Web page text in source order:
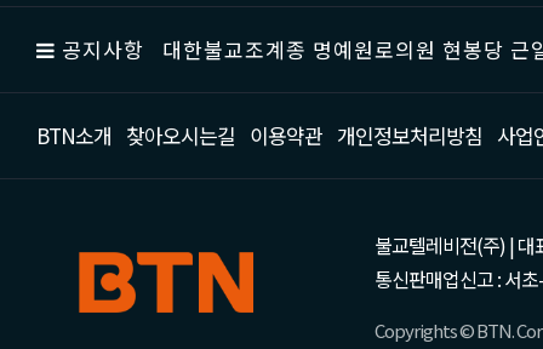
공지사항 대한불교조계종 명예원로의원 현봉당
BTN소개 찾아오시는길 이용약관 개인정보처리방침 사업
불교텔레비전(주) | 대
통신판매업신고 : 서
Copyrights © BTN.